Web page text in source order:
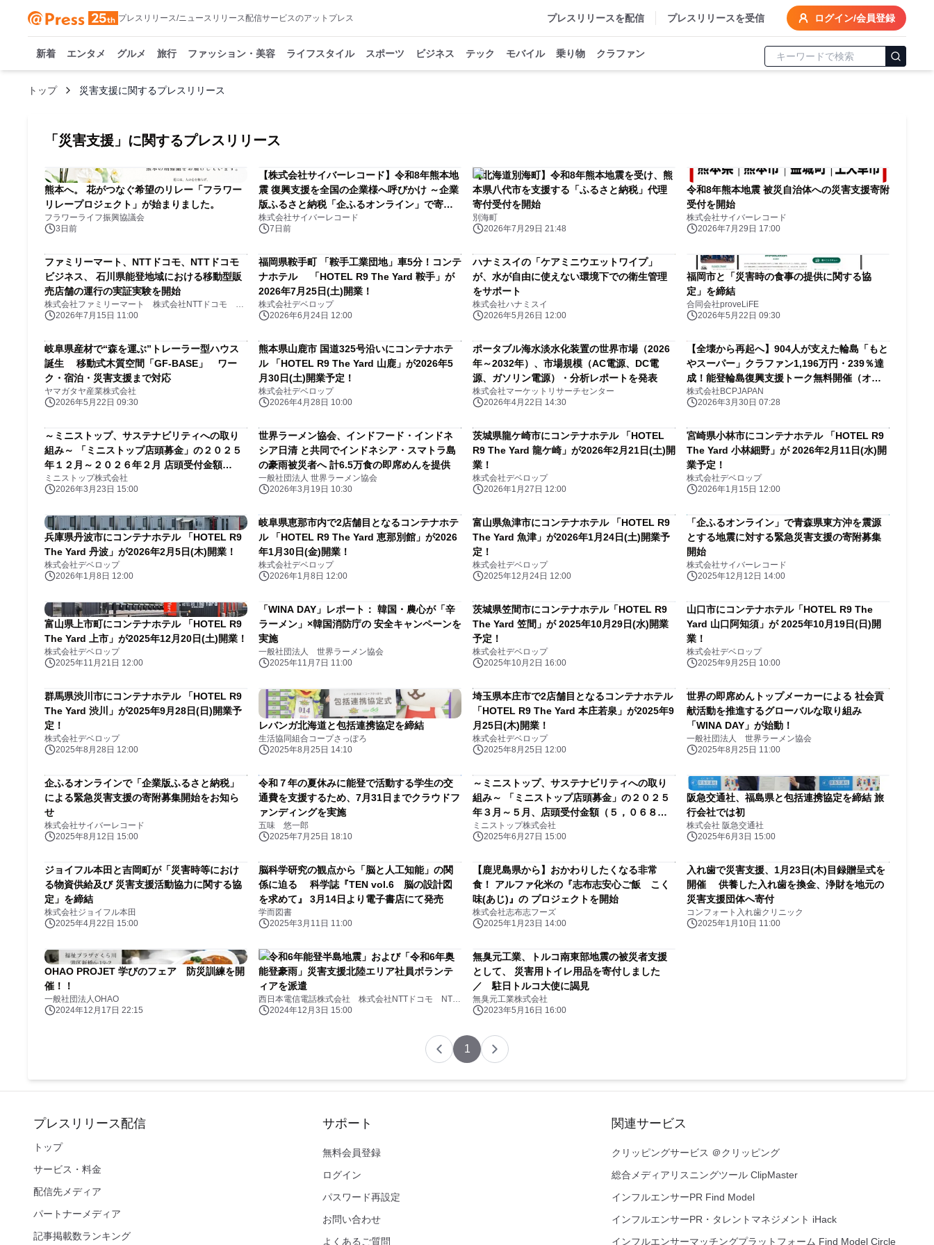
プレスリリース/ニュースリリース配信サービスのアットプレス プレスリリースを配信 プレスリリースを受信 ログイン/会員登録
新着 エンタメ グルメ 旅行 ファッション・美容 ライフスタイル スポーツ ビジネス テック モバイル 乗り物 クラファン
トップ 災害支援に関するプレスリリース
「 災害支援 」に関するプレスリリース
熊本へ。 花がつなぐ希望のリレー「フラワー
リレープロジェクト」が始まりました。
フラワーライフ振興協議会
3日前
【株式会社サイバーレコード】令和8年熊本地
震 復興支援を全国の企業様へ呼びかけ ～企業
版ふるさと納税「企ふるオンライン」で寄附
受付中～
株式会社サイバーレコード
7日前
【北海道別海町】令和8年熊本地震を受け、熊
本県八代市を支援する「ふるさと納税」代理
寄付受付を開始
別海町
2026年7月29日 21:48
令和8年熊本地震 被災自治体への災害支援寄附
受付を開始
株式会社サイバーレコード
2026年7月29日 17:00
ファミリーマート、NTTドコモ、NTTドコモ
ビジネス、 石川県能登地域における移動型販
売店舗の運行の実証実験を開始
株式会社ファミリーマート 株式会社NTTドコモ NTTドコモビジネス株式会社
2026年7月15日 11:00
福岡県鞍手町 「鞍手工業団地」車5分！コンテ
ナホテル 「HOTEL R9 The Yard 鞍手」が
2026年7月25日(土)開業！
株式会社デベロップ
2026年6月24日 12:00
ハナミスイの「ケアミニウエットワイプ」
が、水が自由に使えない環境下での衛生管理
をサポート
株式会社ハナミスイ
2026年5月26日 12:00
福岡市と「災害時の食事の提供に関する協
定」を締結
合同会社proveLiFE
2026年5月22日 09:30
岐阜県産材で“森を運ぶ”トレーラー型ハウス
誕生 移動式木質空間「GF-BASE」 ワー
ク・宿泊・災害支援まで対応
ヤマガタヤ産業株式会社
2026年5月22日 09:30
熊本県山鹿市 国道325号沿いにコンテナホテ
ル 「HOTEL R9 The Yard 山鹿」が2026年5
月30日(土)開業予定！
株式会社デベロップ
2026年4月28日 10:00
ポータブル海水淡水化装置の世界市場（2026
年～2032年）、市場規模（AC電源、DC電
源、ガソリン電源）・分析レポートを発表
株式会社マーケットリサーチセンター
2026年4月22日 14:30
【全壊から再起へ】904人が支えた輪島「もと
やスーパー」クラファン1,196万円・239％達
成！能登輪島復興支援トーク無料開催（オン
ライン）
株式会社BCPJAPAN
2026年3月30日 07:28
～ミニストップ、サステナビリティへの取り
組み～ 「ミニストップ店頭募金」の２０２５
年１２月～２０２６年２月 店頭受付金額
（４，４４５，４１６円）のご報告
ミニストップ株式会社
2026年3月23日 15:00
世界ラーメン協会、インドフード・インドネ
シア日清 と共同でインドネシア・スマトラ島
の豪雨被災者へ 計6.5万食の即席めんを提供
一般社団法人 世界ラーメン協会
2026年3月19日 10:30
茨城県龍ケ崎市にコンテナホテル 「HOTEL
R9 The Yard 龍ケ崎」が2026年2月21日(土)開
業！
株式会社デベロップ
2026年1月27日 12:00
宮崎県小林市にコンテナホテル 「HOTEL R9
The Yard 小林細野」が 2026年2月11日(水)開
業予定！
株式会社デベロップ
2026年1月15日 12:00
兵庫県丹波市にコンテナホテル 「HOTEL R9
The Yard 丹波」が2026年2月5日(木)開業！
株式会社デベロップ
2026年1月8日 12:00
岐阜県恵那市内で2店舗目となるコンテナホテ
ル 「HOTEL R9 The Yard 恵那別館」が2026
年1月30日(金)開業！
株式会社デベロップ
2026年1月8日 12:00
富山県魚津市にコンテナホテル 「HOTEL R9
The Yard 魚津」が2026年1月24日(土)開業予
定！
株式会社デベロップ
2025年12月24日 12:00
「企ふるオンライン」で青森県東方沖を震源
とする地震に対する緊急災害支援の寄附募集
開始
株式会社サイバーレコード
2025年12月12日 14:00
富山県上市町にコンテナホテル 「HOTEL R9
The Yard 上市」が2025年12月20日(土)開業！
株式会社デベロップ
2025年11月21日 12:00
「WINA DAY」レポート： 韓国・農心が「辛
ラーメン」×韓国消防庁の 安全キャンペーンを
実施
一般社団法人 世界ラーメン協会
2025年11月7日 11:00
茨城県笠間市にコンテナホテル「HOTEL R9
The Yard 笠間」が 2025年10月29日(水)開業
予定！
株式会社デベロップ
2025年10月2日 16:00
山口市にコンテナホテル「HOTEL R9 The
Yard 山口阿知須」が 2025年10月19日(日)開
業！
株式会社デベロップ
2025年9月25日 10:00
群馬県渋川市にコンテナホテル 「HOTEL R9
The Yard 渋川」が2025年9月28日(日)開業予
定！
株式会社デベロップ
2025年8月28日 12:00
レバンガ北海道と包括連携協定を締結
生活協同組合コープさっぽろ
2025年8月25日 14:10
埼玉県本庄市で2店舗目となるコンテナホテル
「HOTEL R9 The Yard 本庄若泉」が2025年9
月25日(木)開業！
株式会社デベロップ
2025年8月25日 12:00
世界の即席めんトップメーカーによる 社会貢
献活動を推進するグローバルな取り組み
「WINA DAY」が始動！
一般社団法人 世界ラーメン協会
2025年8月25日 11:00
企ふるオンラインで「企業版ふるさと納税」
による緊急災害支援の寄附募集開始をお知ら
せ
株式会社サイバーレコード
2025年8月12日 15:00
令和７年の夏休みに能登で活動する学生の交
通費を支援するため、7月31日までクラウドフ
ァンディングを実施
五味 悠一郎
2025年7月25日 18:10
～ミニストップ、サステナビリティへの取り
組み～ 「ミニストップ店頭募金」の２０２５
年３月～５月、店頭受付金額（５，０６８，
７９４円）のご報告
ミニストップ株式会社
2025年6月27日 15:00
阪急交通社、福島県と包括連携協定を締結 旅
行会社では初
株式会社 阪急交通社
2025年6月3日 15:00
ジョイフル本田と吉岡町が「災害時等におけ
る物資供給及び 災害支援活動協力に関する協
定」を締結
株式会社ジョイフル本田
2025年4月22日 15:00
脳科学研究の観点から「脳と人工知能」の関
係に迫る 科学誌『TEN vol.6 脳の設計図
を求めて』 3月14日より電子書店にて発売
学而図書
2025年3月11日 11:00
【鹿児島県から】おかわりしたくなる非常
食！ アルファ化米の『志布志安心ご飯 こく
味(あじ)』の プロジェクトを開始
株式会社志布志フーズ
2025年1月23日 14:00
入れ歯で災害支援、1月23日(木)目録贈呈式を
開催 供養した入れ歯を換金、浄財を地元の
災害支援団体へ寄付
コンフォート入れ歯クリニック
2025年1月10日 11:00
OHAO PROJET 学びのフェア 防災訓練を開
催！！
一般社団法人OHAO
2024年12月17日 22:15
「令和6年能登半島地震」および「令和6年奥
能登豪雨」災害支援北陸エリア社員ボランテ
ィアを派遣
西日本電信電話株式会社 株式会社NTTドコモ NTTコミュニケーションズ株式会社
2024年12月3日 15:00
無臭元工業、トルコ南東部地震の被災者支援
として、 災害用トイレ用品を寄付しました
／ 駐日トルコ大使に謁見
無臭元工業株式会社
2023年5月16日 16:00
1
プレスリリース配信
トップ
サービス・料金
配信先メディア
パートナーメディア
記事掲載数ランキング
サポート
無料会員登録
ログイン
パスワード再設定
お問い合わせ
よくあるご質問
関連サービス
クリッピングサービス ＠クリッピング
総合メディアリスニングツール ClipMaster
インフルエンサーPR Find Model
インフルエンサーPR・タレントマネジメント iHack
インフルエンサーマッチングプラットフォーム Find Model Circle